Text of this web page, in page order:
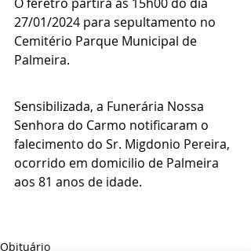
27/01/2024 para sepultamento no
Cemitério Parque Municipal de
Palmeira.
Sensibilizada, a Funerária Nossa
Senhora do Carmo notificaram o
falecimento do Sr. Migdonio Pereira,
ocorrido em domicilio de Palmeira
aos 81 anos de idade.
Obituário